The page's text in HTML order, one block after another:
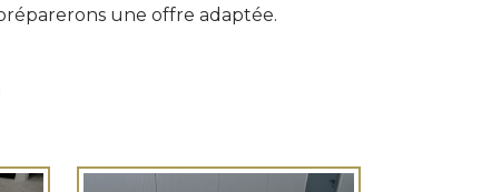
une offre adaptée.